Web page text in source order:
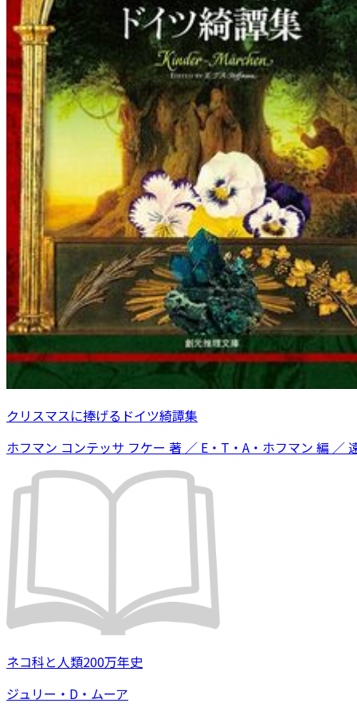
クリスマスに捧げるドイツ綺譚集
ホフマン コンテッサ フケー 著 ／ E・T・A・ホフマン 編 ／
ネコ科と人類200万年史
ジュリー・D・ムーア